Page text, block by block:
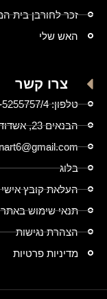
זכר לחורבן בית
האש שלי
צרו קשר
טלפון: 052-5255757/4
הבנאים 23, אשדוד
בלוג
העלאת קובץ
תנאי שימוש באתר
הצהרת נגישות
מדיניות פרטיות